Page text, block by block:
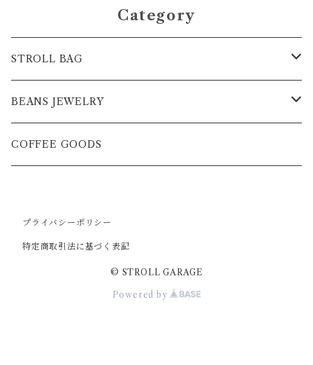
Category
STROLL BAG
BAG
POCKET単品
BEANS JEWELRY
NECKLESS
CUSTOM CHARM
RING
COFFEE GOODS
プライバシーポリシー
特定商取引法に基づく表記
© STROLL GARAGE
Powered by